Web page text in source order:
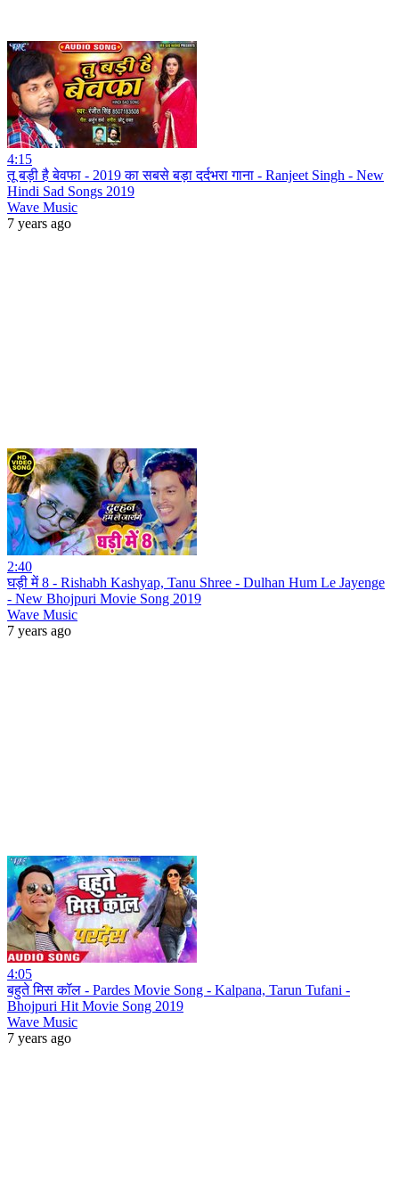
4:15
तू बड़ी है बेवफा - 2019 का सबसे बड़ा दर्दभरा गाना - Ranjeet Singh - New
Hindi Sad Songs 2019
Wave Music
7 years ago
2:40
घड़ी में 8 - Rishabh Kashyap, Tanu Shree - Dulhan Hum Le Jayenge
- New Bhojpuri Movie Song 2019
Wave Music
7 years ago
4:05
बहुते मिस कॉल - Pardes Movie Song - Kalpana, Tarun Tufani -
Bhojpuri Hit Movie Song 2019
Wave Music
7 years ago